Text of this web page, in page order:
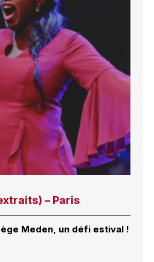
– Paris
Meden, un défi estival !